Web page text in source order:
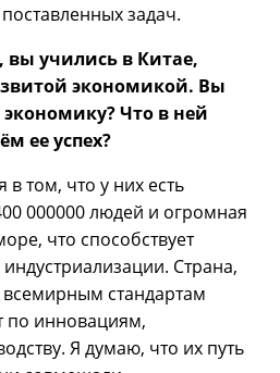
задач.
вы учились в Китае,
экономикой. Вы
Что в ней
ее успех?
том, что у них есть
000000 людей и огромная
что способствует
Страна,
всемирным стандартам
по инновациям,
Я думаю, что их путь